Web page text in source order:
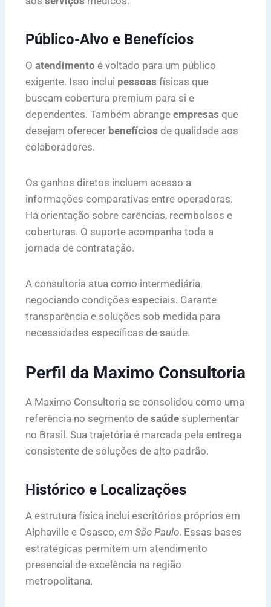
Público-Alvo e Benefícios
O atendimento é voltado para um público
exigente. Isso inclui pessoas físicas que
buscam cobertura premium para si e
dependentes. Também abrange empresas que
desejam oferecer benefícios de qualidade aos
colaboradores.
Os ganhos diretos incluem acesso a
informações comparativas entre operadoras.
Há orientação sobre carências, reembolsos e
coberturas. O suporte acompanha toda a
jornada de contratação.
A consultoria atua como intermediária,
negociando condições especiais. Garante
transparência e soluções sob medida para
necessidades específicas de saúde.
Perfil da Maximo Consultoria
A Maximo Consultoria se consolidou como uma
referência no segmento de saúde suplementar
no Brasil. Sua trajetória é marcada pela entrega
consistente de soluções de alto padrão.
Histórico e Localizações
A estrutura física inclui escritórios próprios em
Alphaville e Osasco, em São Paulo. Essas bases
estratégicas permitem um atendimento
presencial de excelência na região
metropolitana.